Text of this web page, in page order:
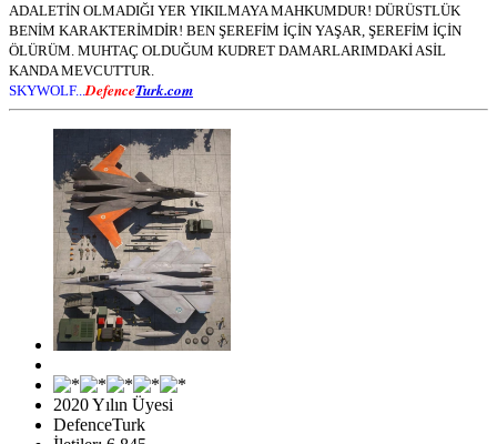
ADALETİN OLMADIĞI YER YIKILMAYA MAHKUMDUR! DÜRÜSTLÜK
BENİM KARAKTERİMDİR! BEN ŞEREFİM İÇİN YAŞAR, ŞEREFİM İÇİN
ÖLÜRÜM. MUHTAÇ OLDUĞUM KUDRET DAMARLARIMDAKİ ASİL
KANDA MEVCUTTUR.
SKYWOLF... DefenceTurk.com
2020 Yılın Üyesi
DefenceTurk